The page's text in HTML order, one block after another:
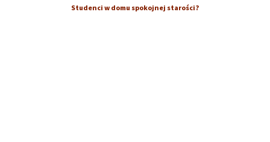
Studenci w domu spokojnej starości?